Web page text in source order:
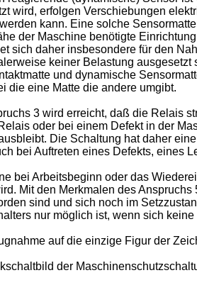
wird, erfolgen Verschiebungen
kann. Eine solche
der Maschine benötigte
sich daher insbesondere für den
keiner Belastung
und dynamische
die eine Matte die andere umgibt.
3 wird erreicht, daß die Relais
oder bei einem Defekt in der
Die Schaltung hat daher
bei Auftreten eines Defekts, eines
bei Arbeitsbeginn oder das
Mit den Merkmalen des
sind und sich noch im
nur möglich ist, wenn sich
auf die einzige Figur der
der